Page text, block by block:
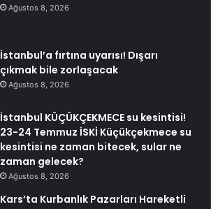
Ağustos 8, 2026
İstanbul’a fırtına uyarısı! Dışarı
çıkmak bile zorlaşacak
Ağustos 8, 2026
İstanbul KÜÇÜKÇEKMECE su kesintisi!
23-24 Temmuz İSKİ Küçükçekmece su
kesintisi ne zaman bitecek, sular ne
zaman gelecek?
Ağustos 8, 2026
Kars’ta Kurbanlık Pazarları Hareketli